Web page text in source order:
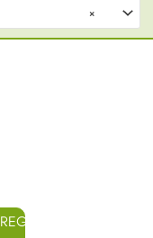
×
REGALOS